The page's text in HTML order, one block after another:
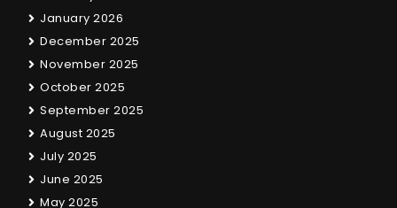
January 2026
December 2025
November 2025
October 2025
September 2025
August 2025
July 2025
June 2025
May 2025